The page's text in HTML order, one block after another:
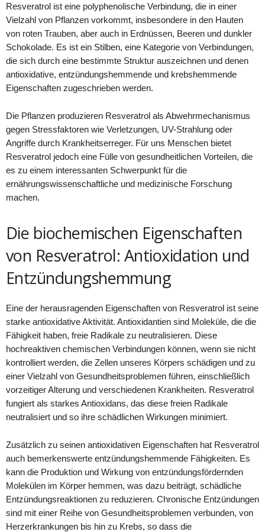
Resveratrol ist eine polyphenolische Verbindung, die in einer
Vielzahl von Pflanzen vorkommt, insbesondere in den Hauten
von roten Trauben, aber auch in Erdnüssen, Beeren und dunkler
Schokolade. Es ist ein Stilben, eine Kategorie von Verbindungen,
die sich durch eine bestimmte Struktur auszeichnen und denen
antioxidative, entzündungshemmende und krebshemmende
Eigenschaften zugeschrieben werden.
Die Pflanzen produzieren Resveratrol als Abwehrmechanismus
gegen Stressfaktoren wie Verletzungen, UV-Strahlung oder
Angriffe durch Krankheitserreger. Für uns Menschen bietet
Resveratrol jedoch eine Fülle von gesundheitlichen Vorteilen, die
es zu einem interessanten Schwerpunkt für die
ernährungswissenschaftliche und medizinische Forschung
machen.
Die biochemischen Eigenschaften
von Resveratrol: Antioxidation und
Entzündungshemmung
Eine der herausragenden Eigenschaften von Resveratrol ist seine
starke antioxidative Aktivität. Antioxidantien sind Moleküle, die die
Fähigkeit haben, freie Radikale zu neutralisieren. Diese
hochreaktiven chemischen Verbindungen können, wenn sie nicht
kontrolliert werden, die Zellen unseres Körpers schädigen und zu
einer Vielzahl von Gesundheitsproblemen führen, einschließlich
vorzeitiger Alterung und verschiedenen Krankheiten. Resveratrol
fungiert als starkes Antioxidans, das diese freien Radikale
neutralisiert und so ihre schädlichen Wirkungen minimiert.
Zusätzlich zu seinen antioxidativen Eigenschaften hat Resveratrol
auch bemerkenswerte entzündungshemmende Fähigkeiten. Es
kann die Produktion und Wirkung von entzündungsfördernden
Molekülen im Körper hemmen, was dazu beiträgt, schädliche
Entzündungsreaktionen zu reduzieren. Chronische Entzündungen
sind mit einer Reihe von Gesundheitsproblemen verbunden, von
Herzerkrankungen bis hin zu Krebs, so dass die